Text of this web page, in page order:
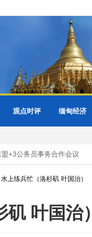
观点时评 缅甸经济
+3公务员事务合作会议
水上练兵忙（洛杉矶 叶国治）
矶 叶国治